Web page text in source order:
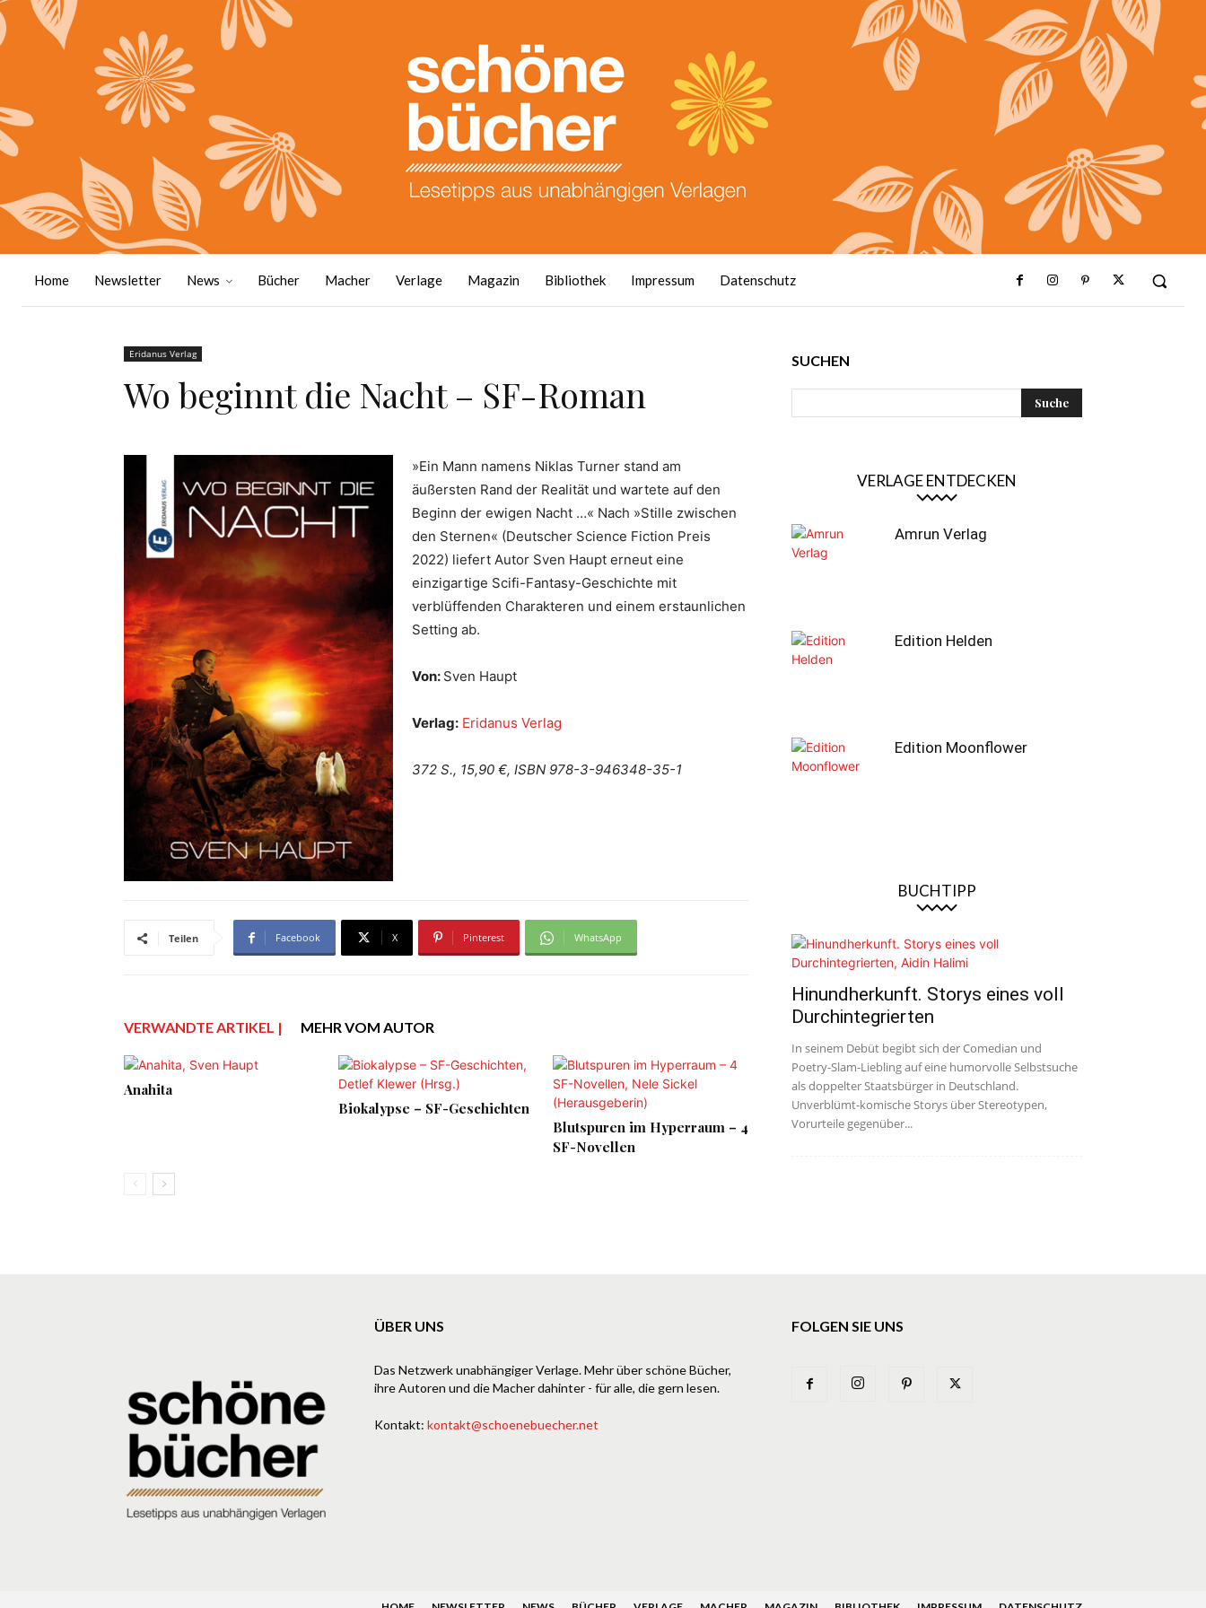
Home Newsletter News Bücher Macher Verlage Magazin Bibliothek Impressum Datenschutz
Eridanus Verlag
Wo beginnt die Nacht – SF-Roman
»Ein Mann namens Niklas Turner stand am
äußersten Rand der Realität und wartete auf den
Beginn der ewigen Nacht …« Nach »Stille zwischen
den Sternen« (Deutscher Science Fiction Preis
2022) liefert Autor Sven Haupt erneut eine
einzigartige Scifi-Fantasy-Geschichte mit
verblüffenden Charakteren und einem erstaunlichen
Setting ab.
Von: Sven Haupt
Verlag: Eridanus Verlag
372 S., 15,90 €, ISBN 978-3-946348-35-1
Teilen Facebook X Pinterest WhatsApp
VERWANDTE ARTIKEL | MEHR VOM AUTOR
Anahita
Biokalypse – SF-Geschichten
Blutspuren im Hyperraum – 4
SF-Novellen
SUCHEN
VERLAGE ENTDECKEN
Amrun Verlag
Edition Helden
Edition Moonflower
BUCHTIPP
Hinundherkunft. Storys eines voll
Durchintegrierten
In seinem Debüt begibt sich der Comedian und
Poetry-Slam-Liebling auf eine humorvolle Selbstsuche
als doppelter Staatsbürger in Deutschland.
Unverblümt-komische Storys über Stereotypen,
Vorurteile gegenüber...
ÜBER UNS
Das Netzwerk unabhängiger Verlage. Mehr über schöne Bücher,
ihre Autoren und die Macher dahinter - für alle, die gern lesen.
Kontakt: kontakt@schoenebuecher.net
FOLGEN SIE UNS